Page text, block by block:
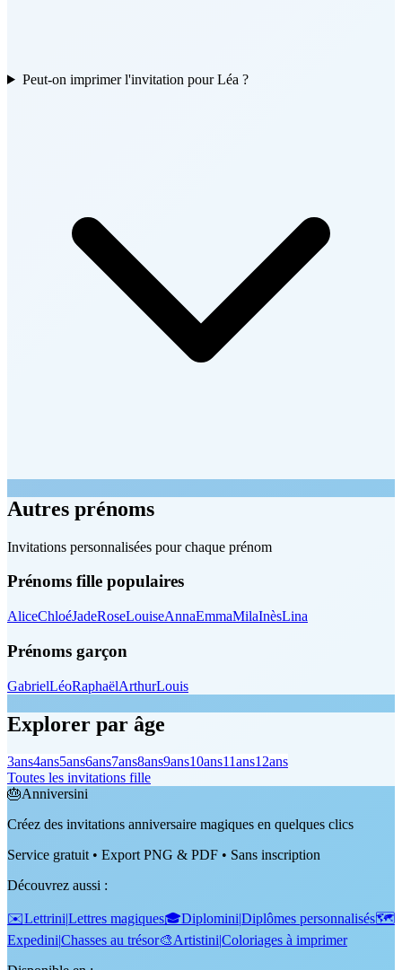
Peut-on imprimer l'invitation pour Léa ?
Autres prénoms
Invitations personnalisées pour chaque prénom
Prénoms fille populaires
AliceChloéJadeRoseLouiseAnnaEmmaMilaInèsLina
Prénoms garçon
GabrielLéoRaphaëlArthurLouis
Explorer par âge
3ans4ans5ans6ans7ans8ans9ans10ans11ans12ans
Toutes les invitations fille
🎂Anniversini
Créez des invitations anniversaire magiques en quelques clics
Service gratuit • Export PNG & PDF • Sans inscription
Découvrez aussi :
✉️Lettrini|Lettres magiques🎓Diplomini|Diplômes personnalisés🗺️
Expedini|Chasses au trésor🎨Artistini|Coloriages à imprimer